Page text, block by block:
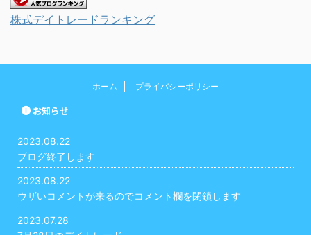
株式デイトレードランキング
ホーム プライバシーポリシー
お知らせ
2023.08.22
ブログ終了します
2023.08.22
ウザいコメントが来るのでコメント欄を閉鎖します
2023.07.28